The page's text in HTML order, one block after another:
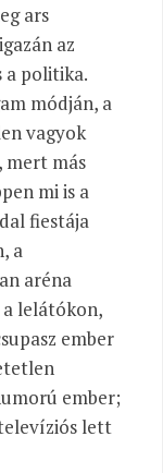
ars
az
a politika.
módján, a
vagyok
mert más
mi is a
fiestája
a
aréna
lelátókon,
ember
ember;
lett